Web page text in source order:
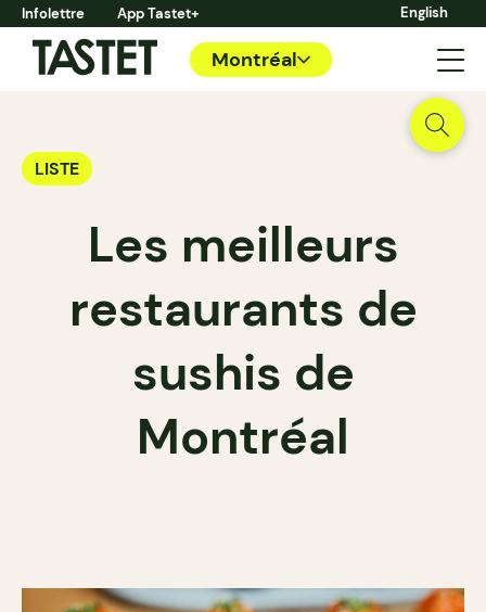
Infolettre App Tastet+ English
Montréal
LISTE
Les meilleurs
restaurants de
sushis de
Montréal